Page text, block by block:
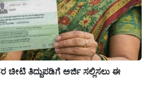
ಚೀಟಿ ತಿದ್ದುಪಡಿಗೆ ಅರ್ಜಿ ಸಲ್ಲಿಸಲು ಈ